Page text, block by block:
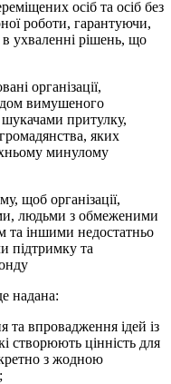
осіб та осіб без
роботи, гарантуючи,
ухваленні рішень, що
організації,
вимушеного
притулку,
яких
минулому
щоб організації,
людьми з обмеженими
та іншими недостатньо
підтримку та
надана:
та впровадження ідей із
створюють цінність для
з жодною